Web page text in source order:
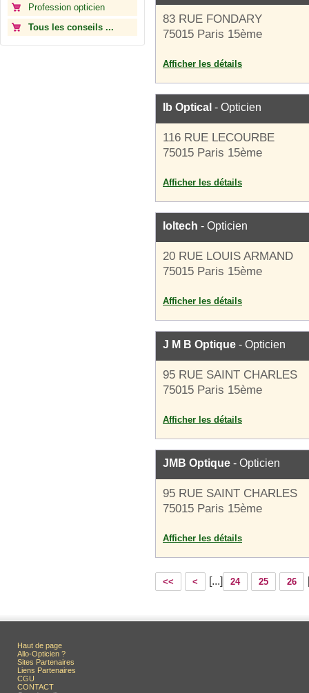
Profession opticien
Tous les conseils ...
83 RUE FONDARY
75015 Paris 15ème
Afficher les détails
Ib Optical - Opticien
116 RUE LECOURBE
75015 Paris 15ème
Afficher les détails
Ioltech - Opticien
20 RUE LOUIS ARMAND
75015 Paris 15ème
Afficher les détails
J M B Optique - Opticien
95 RUE SAINT CHARLES
75015 Paris 15ème
Afficher les détails
JMB Optique - Opticien
95 RUE SAINT CHARLES
75015 Paris 15ème
Afficher les détails
<< < [...] 24 25 26
Haut de page
Allo-Opticien ?
Sites Partenaires
Liens Partenaires
CGU
CONTACT